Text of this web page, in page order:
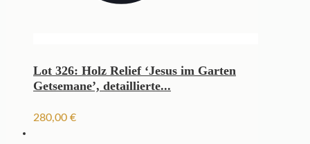
Lot 326: Holz Relief ‘Jesus im Garten
Getsemane’, detaillierte...
280,00 €